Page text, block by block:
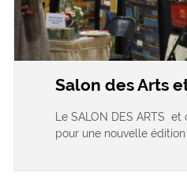
Salon des Arts
Le SALON DES ARTS et
pour une nouvelle édition